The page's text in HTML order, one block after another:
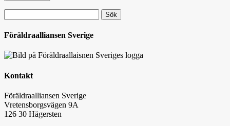
efter:
Föräldraalliansen Sverige
Kontakt
Föräldraalliansen Sverige
Vretensborgsvägen 9A
126 30 Hägersten